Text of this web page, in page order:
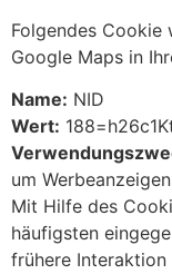
Folgendes
Google Maps in
Name: NID
Wert:
um
Mit Hilfe des
häufigsten
frühere Interaktion